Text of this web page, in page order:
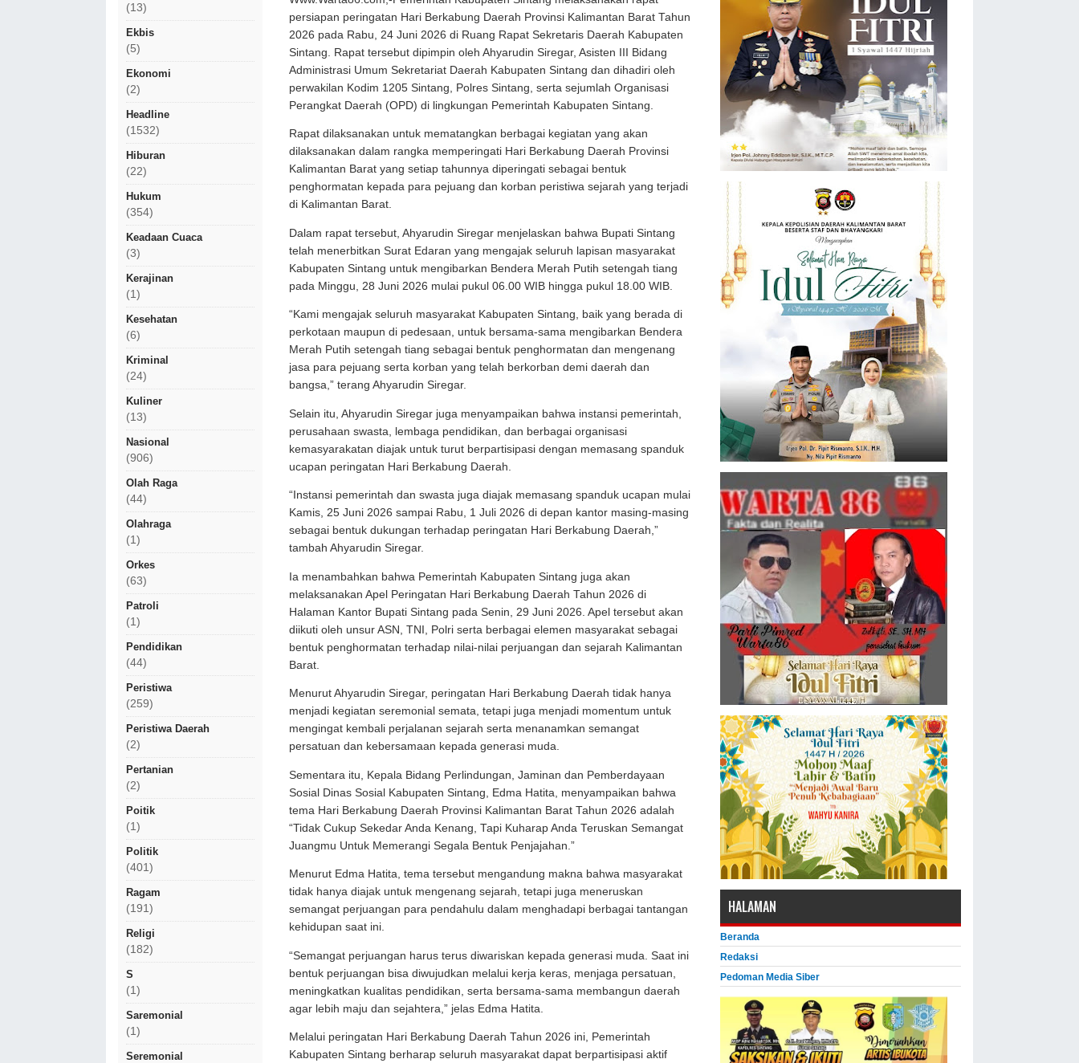
(13)
Ekbis
(5)
Ekonomi
(2)
Headline
(1532)
Hiburan
(22)
Hukum
(354)
Keadaan Cuaca
(3)
Kerajinan
(1)
Kesehatan
(6)
Kriminal
(24)
Kuliner
(13)
Nasional
(906)
Olah Raga
(44)
Olahraga
(1)
Orkes
(63)
Patroli
(1)
Pendidikan
(44)
Peristiwa
(259)
Peristiwa Daerah
(2)
Pertanian
(2)
Poitik
(1)
Politik
(401)
Ragam
(191)
Religi
(182)
S
(1)
Saremonial
(1)
Seremonial
persiapan peringatan Hari Berkabung Daerah Provinsi Kalimantan Barat Tahun
2026 pada Rabu, 24 Juni 2026 di Ruang Rapat Sekretaris Daerah Kabupaten
Sintang. Rapat tersebut dipimpin oleh Ahyarudin Siregar, Asisten III Bidang
Administrasi Umum Sekretariat Daerah Kabupaten Sintang dan dihadiri oleh
perwakilan Kodim 1205 Sintang, Polres Sintang, serta sejumlah Organisasi
Perangkat Daerah (OPD) di lingkungan Pemerintah Kabupaten Sintang.
Rapat dilaksanakan untuk mematangkan berbagai kegiatan yang akan
dilaksanakan dalam rangka memperingati Hari Berkabung Daerah Provinsi
Kalimantan Barat yang setiap tahunnya diperingati sebagai bentuk
penghormatan kepada para pejuang dan korban peristiwa sejarah yang terjadi
di Kalimantan Barat.
Dalam rapat tersebut, Ahyarudin Siregar menjelaskan bahwa Bupati Sintang
telah menerbitkan Surat Edaran yang mengajak seluruh lapisan masyarakat
Kabupaten Sintang untuk mengibarkan Bendera Merah Putih setengah tiang
pada Minggu, 28 Juni 2026 mulai pukul 06.00 WIB hingga pukul 18.00 WIB.
“Kami mengajak seluruh masyarakat Kabupaten Sintang, baik yang berada di
perkotaan maupun di pedesaan, untuk bersama-sama mengibarkan Bendera
Merah Putih setengah tiang sebagai bentuk penghormatan dan mengenang
jasa para pejuang serta korban yang telah berkorban demi daerah dan
bangsa,” terang Ahyarudin Siregar.
Selain itu, Ahyarudin Siregar juga menyampaikan bahwa instansi pemerintah,
perusahaan swasta, lembaga pendidikan, dan berbagai organisasi
kemasyarakatan diajak untuk turut berpartisipasi dengan memasang spanduk
ucapan peringatan Hari Berkabung Daerah.
“Instansi pemerintah dan swasta juga diajak memasang spanduk ucapan mulai
Kamis, 25 Juni 2026 sampai Rabu, 1 Juli 2026 di depan kantor masing-masing
sebagai bentuk dukungan terhadap peringatan Hari Berkabung Daerah,”
tambah Ahyarudin Siregar.
Ia menambahkan bahwa Pemerintah Kabupaten Sintang juga akan
melaksanakan Apel Peringatan Hari Berkabung Daerah Tahun 2026 di
Halaman Kantor Bupati Sintang pada Senin, 29 Juni 2026. Apel tersebut akan
diikuti oleh unsur ASN, TNI, Polri serta berbagai elemen masyarakat sebagai
bentuk penghormatan terhadap nilai-nilai perjuangan dan sejarah Kalimantan
Barat.
Menurut Ahyarudin Siregar, peringatan Hari Berkabung Daerah tidak hanya
menjadi kegiatan seremonial semata, tetapi juga menjadi momentum untuk
mengingat kembali perjalanan sejarah serta menanamkan semangat
persatuan dan kebersamaan kepada generasi muda.
Sementara itu, Kepala Bidang Perlindungan, Jaminan dan Pemberdayaan
Sosial Dinas Sosial Kabupaten Sintang, Edma Hatita, menyampaikan bahwa
tema Hari Berkabung Daerah Provinsi Kalimantan Barat Tahun 2026 adalah
“Tidak Cukup Sekedar Anda Kenang, Tapi Kuharap Anda Teruskan Semangat
Juangmu Untuk Memerangi Segala Bentuk Penjajahan.”
Menurut Edma Hatita, tema tersebut mengandung makna bahwa masyarakat
tidak hanya diajak untuk mengenang sejarah, tetapi juga meneruskan
semangat perjuangan para pendahulu dalam menghadapi berbagai tantangan
kehidupan saat ini.
“Semangat perjuangan harus terus diwariskan kepada generasi muda. Saat ini
bentuk perjuangan bisa diwujudkan melalui kerja keras, menjaga persatuan,
meningkatkan kualitas pendidikan, serta bersama-sama membangun daerah
agar lebih maju dan sejahtera,” jelas Edma Hatita.
Melalui peringatan Hari Berkabung Daerah Tahun 2026 ini, Pemerintah
Kabupaten Sintang berharap seluruh masyarakat dapat berpartisipasi aktif
HALAMAN
Beranda
Redaksi
Pedoman Media Siber